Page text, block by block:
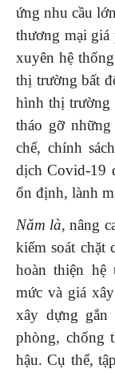
ứng nhu cầu
thương mại
xuyên hệ
thị trường bất
hình thị trường
tháo gỡ
chế, chính
dịch Covid-19
ổn định, lành
Năm là, nâng
kiểm soát chặt
hoàn thiện hệ
mức và giá
xây dựng
phòng, chống
hậu. Cụ thể,